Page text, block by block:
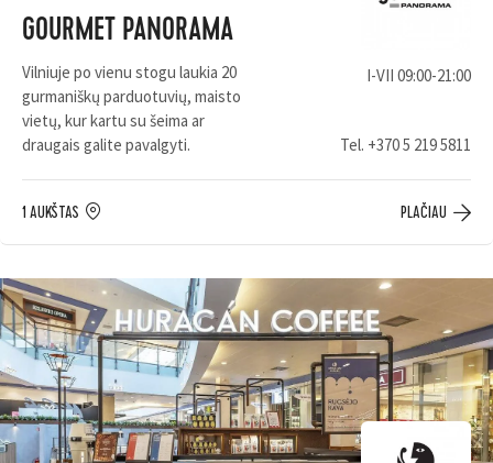
GOURMET PANORAMA
Vilniuje po vienu stogu laukia 20
gurmaniškų parduotuvių, maisto
vietų, kur kartu su šeima ar
draugais galite pavalgyti.
I-VII 09:00-21:00
Tel. +370 5 219 5811
1 AUKŠTAS PLAČIAU